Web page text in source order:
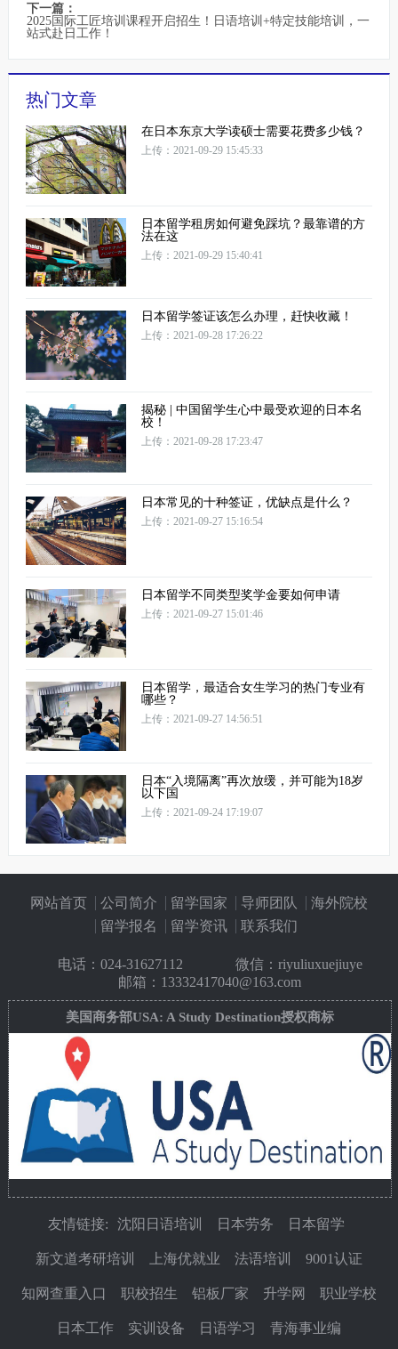
下一篇：
2025国际工匠培训课程开启招生！日语培训+特定技能培训，一
站式赴日工作！
热门文章
在日本东京大学读硕士需要花费多少钱？
上传：2021-09-29 15:45:33
日本留学租房如何避免踩坑？最靠谱的方
法在这
上传：2021-09-29 15:40:41
日本留学签证该怎么办理，赶快收藏！
上传：2021-09-28 17:26:22
揭秘 | 中国留学生心中最受欢迎的日本名
校！
上传：2021-09-28 17:23:47
日本常见的十种签证，优缺点是什么？
上传：2021-09-27 15:16:54
日本留学不同类型奖学金要如何申请
上传：2021-09-27 15:01:46
日本留学，最适合女生学习的热门专业有
哪些？
上传：2021-09-27 14:56:51
日本“入境隔离”再次放缓，并可能为18岁
以下国
上传：2021-09-24 17:19:07
网站首页 公司简介 留学国家 导师团队
海外院校
留学报名
留学资讯 联系我们
电话： 024-31627112
微信：riyuliuxuejiuye
邮箱：13332417040@163.com
美国商务部USA: A Study Destination授权商标
友情链接: 沈阳日语培训 日本劳务 日本留学
新文道考研培训 上海优就业 法语培训 9001认证
知网查重入口 职校招生 铝板厂家 升学网 职业学校
日本工作 实训设备 日语学习 青海事业编